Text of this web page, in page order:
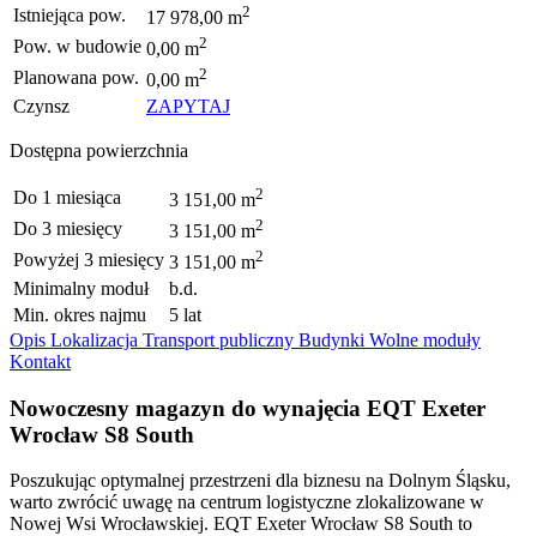
Istniejąca pow. 17 978,00 m2
Pow. w budowie 0,00 m2
Planowana pow. 0,00 m2
Czynsz ZAPYTAJ
Dostępna powierzchnia
Do 1 miesiąca 3 151,00 m2
Do 3 miesięcy 3 151,00 m2
Powyżej 3 miesięcy 3 151,00 m2
Minimalny moduł
b.d.
Min. okres najmu
5 lat
Opis Lokalizacja Transport publiczny Budynki Wolne moduły
Kontakt
Nowoczesny magazyn do wynajęcia EQT Exeter
Wrocław S8 South
Poszukując optymalnej przestrzeni dla biznesu na Dolnym Śląsku,
warto zwrócić uwagę na centrum logistyczne zlokalizowane w
Nowej Wsi Wrocławskiej. EQT Exeter Wrocław S8 South to